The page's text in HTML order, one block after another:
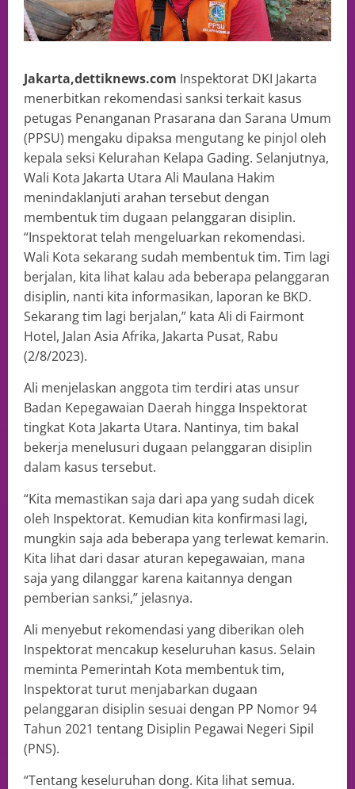
Jakarta,dettiknews.com Inspektorat DKI Jakarta
menerbitkan rekomendasi sanksi terkait kasus
petugas Penanganan Prasarana dan Sarana Umum
(PPSU) mengaku dipaksa mengutang ke pinjol oleh
kepala seksi Kelurahan Kelapa Gading. Selanjutnya,
Wali Kota Jakarta Utara Ali Maulana Hakim
menindaklanjuti arahan tersebut dengan
membentuk tim dugaan pelanggaran disiplin.
“Inspektorat telah mengeluarkan rekomendasi.
Wali Kota sekarang sudah membentuk tim. Tim lagi
berjalan, kita lihat kalau ada beberapa pelanggaran
disiplin, nanti kita informasikan, laporan ke BKD.
Sekarang tim lagi berjalan,” kata Ali di Fairmont
Hotel, Jalan Asia Afrika, Jakarta Pusat, Rabu
(2/8/2023).
Ali menjelaskan anggota tim terdiri atas unsur
Badan Kepegawaian Daerah hingga Inspektorat
tingkat Kota Jakarta Utara. Nantinya, tim bakal
bekerja menelusuri dugaan pelanggaran disiplin
dalam kasus tersebut.
“Kita memastikan saja dari apa yang sudah dicek
oleh Inspektorat. Kemudian kita konfirmasi lagi,
mungkin saja ada beberapa yang terlewat kemarin.
Kita lihat dari dasar aturan kepegawaian, mana
saja yang dilanggar karena kaitannya dengan
pemberian sanksi,” jelasnya.
Ali menyebut rekomendasi yang diberikan oleh
Inspektorat mencakup keseluruhan kasus. Selain
meminta Pemerintah Kota membentuk tim,
Inspektorat turut menjabarkan dugaan
pelanggaran disiplin sesuai dengan PP Nomor 94
Tahun 2021 tentang Disiplin Pegawai Negeri Sipil
(PNS).
“Tentang keseluruhan dong. Kita lihat semua.